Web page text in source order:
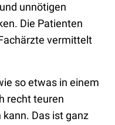
unnötigen
Die Patienten
vermittelt
so etwas in einem
recht teuren
Das ist ganz